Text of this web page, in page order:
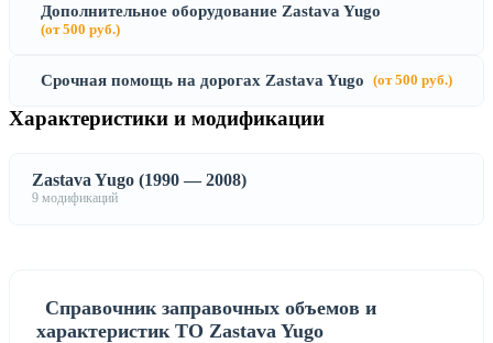
Дополнительное оборудование Zastava Yugo
(от 500 руб.)
Срочная помощь на дорогах Zastava Yugo (от 500 руб.)
Характеристики и модификации
Zastava Yugo (1990 — 2008)
9 модификаций
Справочник заправочных объемов и
характеристик ТО Zastava Yugo